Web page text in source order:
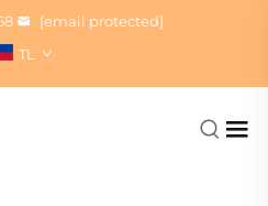
[email protected]
TL